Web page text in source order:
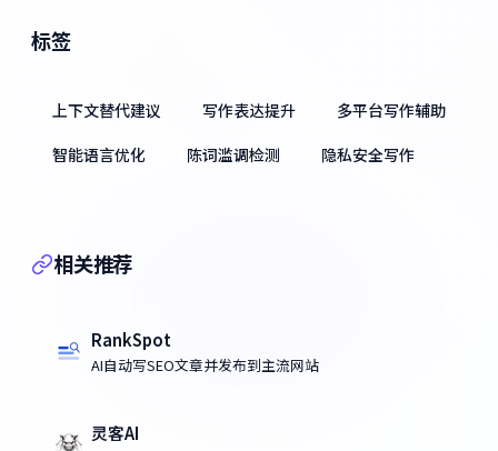
标签
上下文替代建议 写作表达提升
多平台写作辅助
智能语言优化
陈词滥调检测 隐私安全写作
相关推荐
RankSpot
AI自动写SEO文章并发布到主流网站
灵客AI